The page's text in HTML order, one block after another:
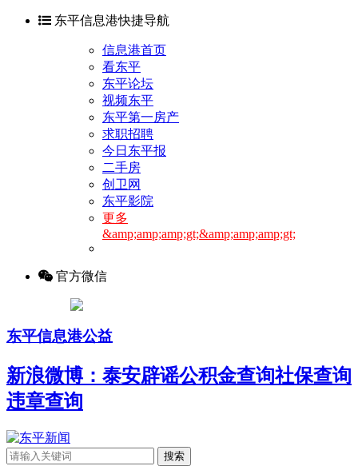
东平信息港快捷导航
信息港首页
看东平
东平论坛
视频东平
东平第一房产
求职招聘
今日东平报
二手房
创卫网
东平影院
更多
&amp;amp;amp;gt;&amp;amp;amp;gt;
官方微信
东平信息港公益
新浪微博：泰安辟谣公积金查询社保查询
违章查询